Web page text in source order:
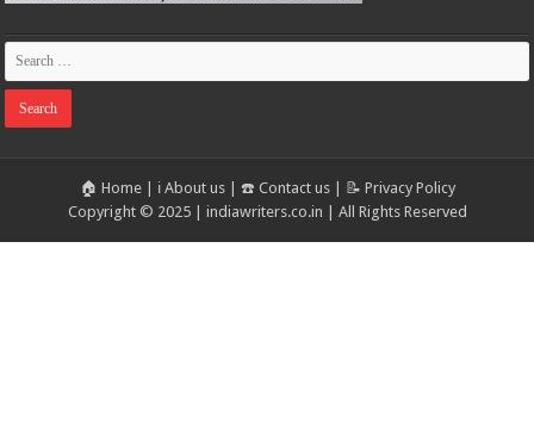
🏠 Home| ℹ️ About us| ☎️ Contact us|
📝 Privacy Policy
Copyright © 2025 | indiawriters.co.in | All Rights Reserved